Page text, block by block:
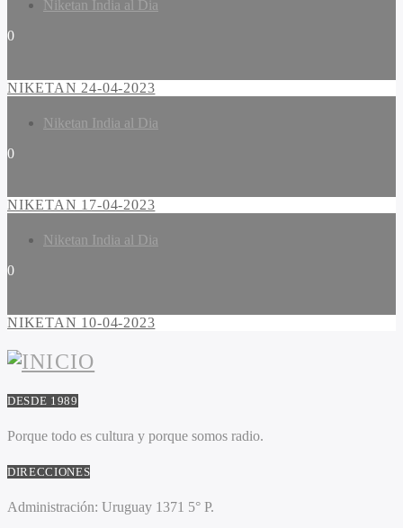
Niketan India al Dia
0
NIKETAN 24-04-2023
Niketan India al Dia
0
NIKETAN 17-04-2023
Niketan India al Dia
0
NIKETAN 10-04-2023
DESDE 1989
Porque todo es cultura y porque somos radio.
DIRECCIONES
Administración: Uruguay 1371 5° P.